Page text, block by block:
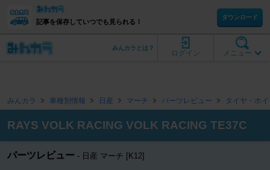
記事を保存していつでも見られる！
ダウンロード
メニュー
ログイン
みんカラとは？
みんカラ 車種別情報 日産 マーチ パーツレビュー タイヤ・ホ
RAYS VOLK RACING VOLK RACING TE37C
パーツレビュー 日産 マーチ [K12]